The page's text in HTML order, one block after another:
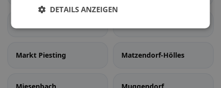
Markt Piesting Matzendorf-Hölles
DETAILS ANZEIGEN